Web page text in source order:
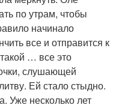
по утрам, чтобы
начинало
все и отправится к
… все это
слушающей
Ей стало стыдно.
Уже несколько лет